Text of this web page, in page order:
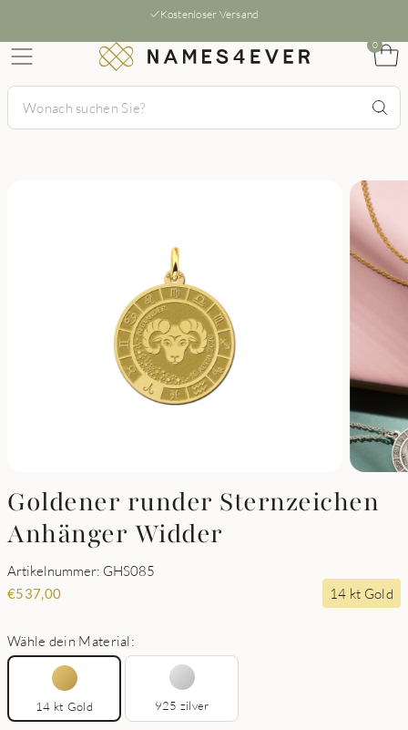
Kostenloser Versand
0
Goldener runder Sternzeichen
Anhänger Widder
Artikelnummer: GHS085
€537,00 14 kt Gold
Wähle dein Material:
14 kt Gold 925 zilver